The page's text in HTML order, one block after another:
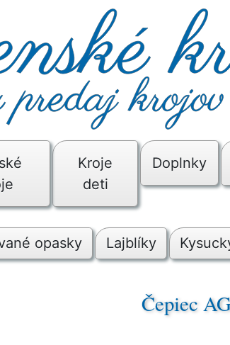
Kroje
deti
Doplnky
opasky Lajblíky
Čepiec